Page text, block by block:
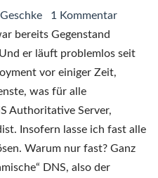
1 Kommentar
bereits Gegenstand
er läuft problemlos seit
vor einiger Zeit,
was für alle
Authoritative Server,
Insofern lasse ich fast alle
Warum nur fast? Ganz
DNS, also der